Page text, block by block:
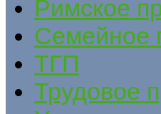
Римское
Семейное
ТГП
Трудовое